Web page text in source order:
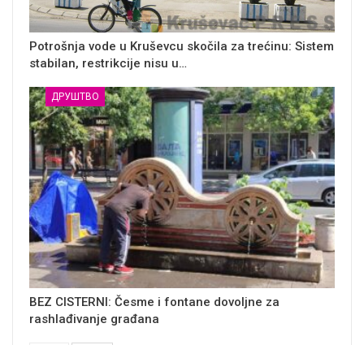
Potrošnja vode u Kruševcu skočila za trećinu: Sistem
stabilan, restrikcije nisu u…
ДРУШТВО
BEZ CISTERNI: Česme i fontane dovoljne za
rashlađivanje građana